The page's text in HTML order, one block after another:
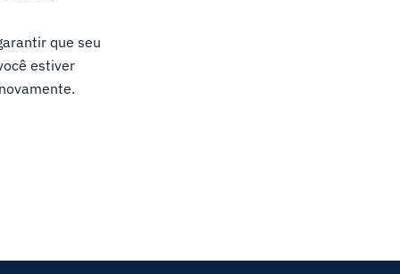
que seu
estiver